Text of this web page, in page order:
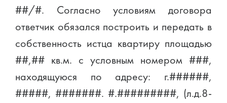
##/#. Согласно условиям договора
ответчик обязался построить и передать в
собственность истца квартиру площадью
##,## кв.м. с условным номером ###,
находящуюся по адресу: г.######,
#####, #######. #.#########, (л.д.8-